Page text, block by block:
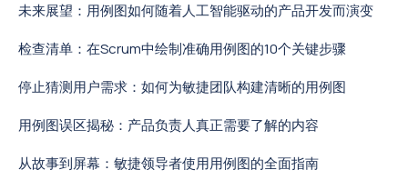
未来展望：用例图如何随着人工智能驱动的产品开发而演变
检查清单：在Scrum中绘制准确用例图的10个关键步骤
停止猜测用户需求：如何为敏捷团队构建清晰的用例图
用例图误区揭秘：产品负责人真正需要了解的内容
从故事到屏幕：敏捷领导者使用用例图的全面指南